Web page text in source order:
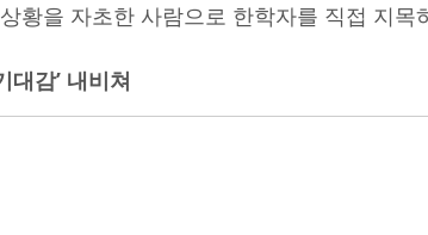
황을 자초한 사람으로 한학자를 직접 지목
대감’ 내비쳐